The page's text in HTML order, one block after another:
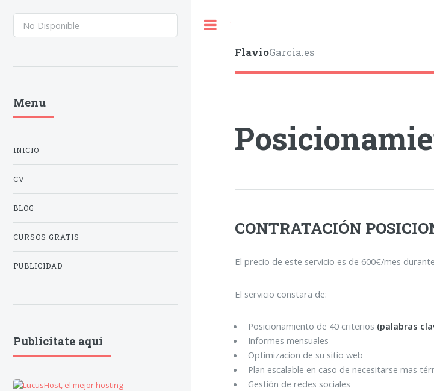
FlavioGarcia.es
CONTRATACIÓN
El precio de este servicio es de 600€/mes
El servicio constara de:
Posicionamiento de 40 criterios (palabras
Informes mensuales
Optimizacion de su sitio web
Plan escalable en caso de necesitarse mas
Gestión de redes sociales
Menu
INICIO
CV
BLOG
CURSOS GRATIS
PUBLICIDAD
Publicitate aquí